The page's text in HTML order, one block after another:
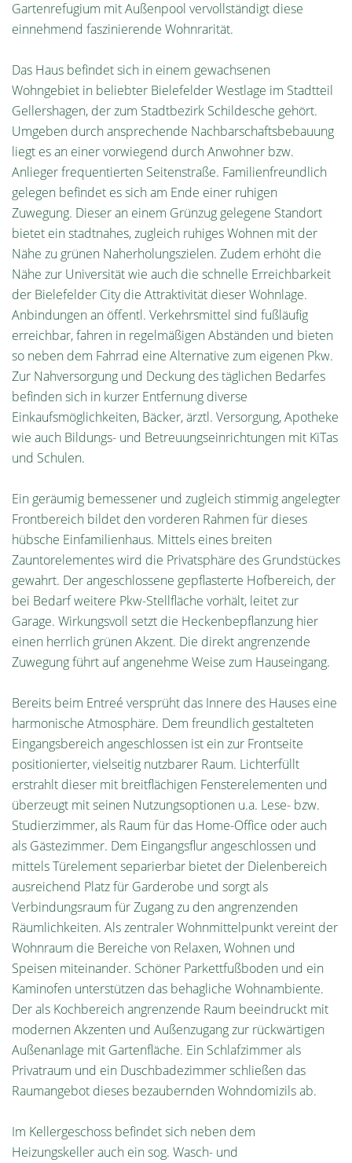
Gartenrefugium mit Außenpool vervollständigt diese
einnehmend faszinierende Wohnrarität.
Das Haus befindet sich in einem gewachsenen
Wohngebiet in beliebter Bielefelder Westlage im Stadtteil
Gellershagen, der zum Stadtbezirk Schildesche gehört.
Umgeben durch ansprechende Nachbarschaftsbebauung
liegt es an einer vorwiegend durch Anwohner bzw.
Anlieger frequentierten Seitenstraße. Familienfreundlich
gelegen befindet es sich am Ende einer ruhigen
Zuwegung. Dieser an einem Grünzug gelegene Standort
bietet ein stadtnahes, zugleich ruhiges Wohnen mit der
Nähe zu grünen Naherholungszielen. Zudem erhöht die
Nähe zur Universität wie auch die schnelle Erreichbarkeit
der Bielefelder City die Attraktivität dieser Wohnlage.
Anbindungen an öffentl. Verkehrsmittel sind fußläufig
erreichbar, fahren in regelmäßigen Abständen und bieten
so neben dem Fahrrad eine Alternative zum eigenen Pkw.
Zur Nahversorgung und Deckung des täglichen Bedarfes
befinden sich in kurzer Entfernung diverse
Einkaufsmöglichkeiten, Bäcker, ärztl. Versorgung, Apotheke
wie auch Bildungs- und Betreuungseinrichtungen mit KiTas
und Schulen.
Ein geräumig bemessener und zugleich stimmig angelegter
Frontbereich bildet den vorderen Rahmen für dieses
hübsche Einfamilienhaus. Mittels eines breiten
Zauntorelementes wird die Privatsphäre des Grundstückes
gewahrt. Der angeschlossene gepflasterte Hofbereich, der
bei Bedarf weitere Pkw-Stellfläche vorhält, leitet zur
Garage. Wirkungsvoll setzt die Heckenbepflanzung hier
einen herrlich grünen Akzent. Die direkt angrenzende
Zuwegung führt auf angenehme Weise zum Hauseingang.
Bereits beim Entreé versprüht das Innere des Hauses eine
harmonische Atmosphäre. Dem freundlich gestalteten
Eingangsbereich angeschlossen ist ein zur Frontseite
positionierter, vielseitig nutzbarer Raum. Lichterfüllt
erstrahlt dieser mit breitflächigen Fensterelementen und
überzeugt mit seinen Nutzungsoptionen u.a. Lese- bzw.
Studierzimmer, als Raum für das Home-Office oder auch
als Gästezimmer. Dem Eingangsflur angeschlossen und
mittels Türelement separierbar bietet der Dielenbereich
ausreichend Platz für Garderobe und sorgt als
Verbindungsraum für Zugang zu den angrenzenden
Räumlichkeiten. Als zentraler Wohnmittelpunkt vereint der
Wohnraum die Bereiche von Relaxen, Wohnen und
Speisen miteinander. Schöner Parkettfußboden und ein
Kaminofen unterstützen das behagliche Wohnambiente.
Der als Kochbereich angrenzende Raum beeindruckt mit
modernen Akzenten und Außenzugang zur rückwärtigen
Außenanlage mit Gartenfläche. Ein Schlafzimmer als
Privatraum und ein Duschbadezimmer schließen das
Raumangebot dieses bezaubernden Wohndomizils ab.
Im Kellergeschoss befindet sich neben dem
Heizungskeller auch ein sog. Wasch- und